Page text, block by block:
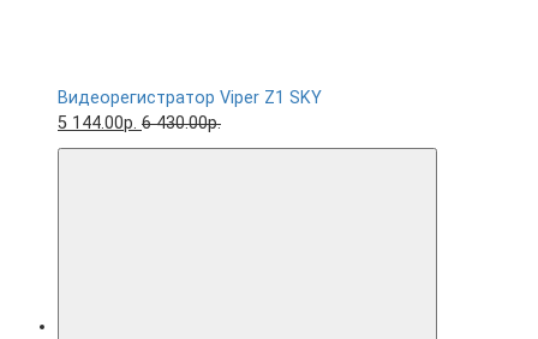
Видеорегистратор Viper Z1 SKY
5 144.00р. 6 430.00р.